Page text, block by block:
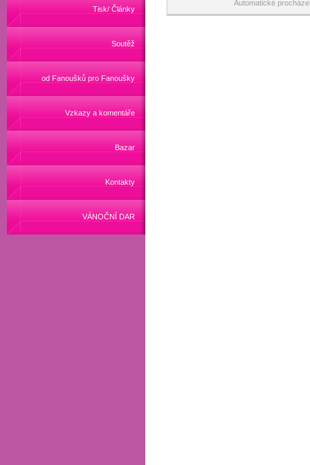
Tisk/ Články
Soutěž
od Fanoušků pro Fanoušky
Vzkazy a komentáře
Bazar
Kontakty
VÁNOČNÍ DAR
Automatické